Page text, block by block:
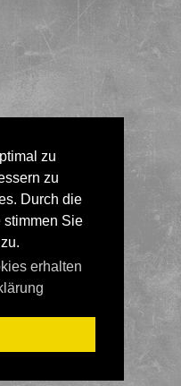
zu
zu
Durch die
stimmen Sie
erhalten